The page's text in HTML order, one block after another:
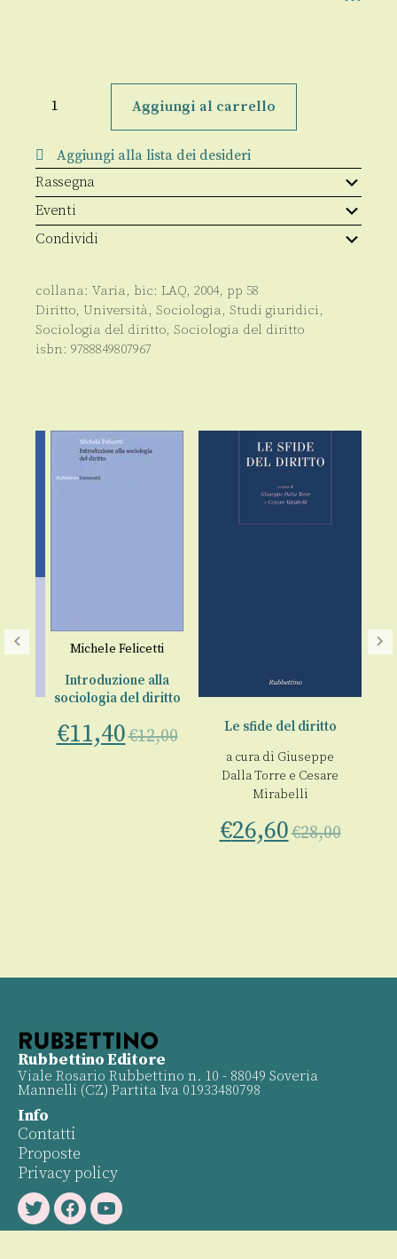
giuridica
sociali
quantità
Aggiungi al carrello
Aggiungi alla lista dei desideri
Rassegna
Eventi
Condividi
collana: Varia, bic: LAQ, 2004, pp 58
Diritto, Università, Sociologia, Studi giuridici,
Sociologia del diritto, Sociologia del diritto
isbn: 9788849807967
Michele Felicetti
Introduzione alla
sociologia del diritto
€11,40€12,00 Le sfide del diritto
a cura di Giuseppe
Dalla Torre e Cesare
Mirabelli
€26,60€28,00
Rubbettino Editore
Viale Rosario Rubbettino n. 10 - 88049 Soveria
Mannelli (CZ) Partita Iva 01933480798
Info
Contatti
Proposte
Privacy policy
TwitterFacebookYoutube